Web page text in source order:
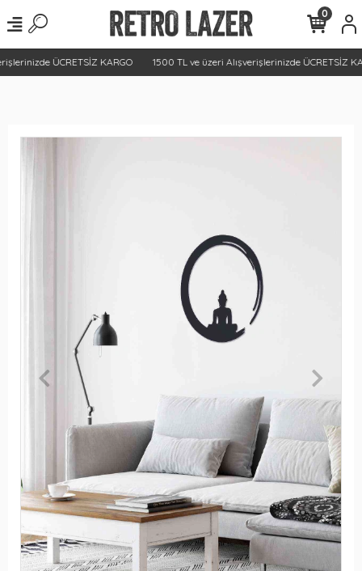
ÜCRETSİZ KARGO 1500 TL ve üzeri Alışverişlerinizde ÜCRETSİZ
0